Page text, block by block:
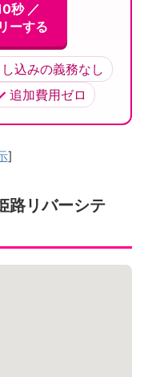
秒 ／
ーする
込みの義務なし
追加費用ゼロ
]
路リバーシテ